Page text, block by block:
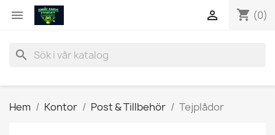
 shopping_cart (0)

search
Hem Kontor Post & Tillbehör Tejplådor